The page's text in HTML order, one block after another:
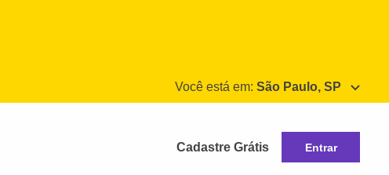
Você está em: São Paulo, SP
Cadastre Grátis Entrar